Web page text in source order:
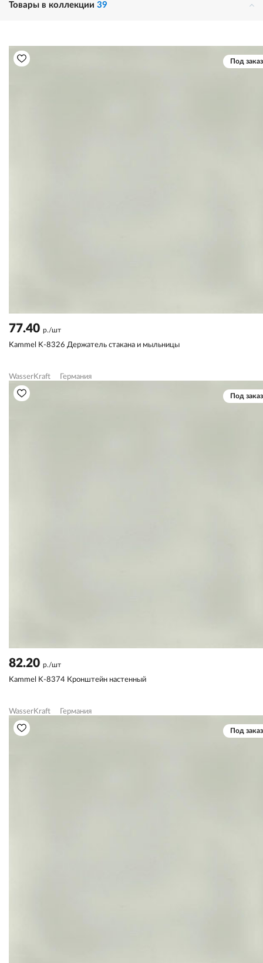
Товары в коллекции 39
Под заказ
77.40 р./шт
Kammel K-8326 Держатель стакана и мыльницы
WasserKraft Германия
Под заказ
82.20 р./шт
Kammel K-8374 Кронштейн настенный
WasserKraft Германия
Под заказ